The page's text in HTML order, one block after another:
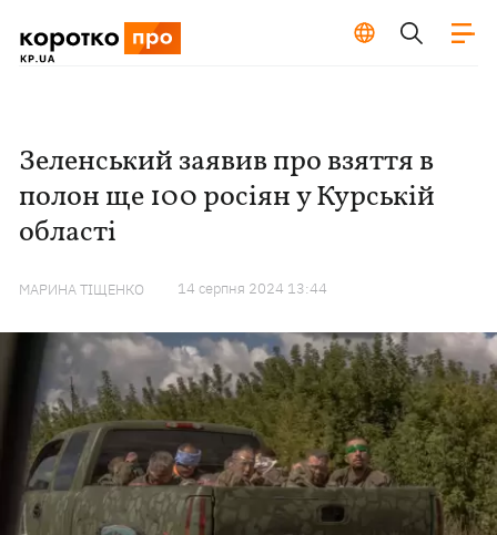
Зеленський заявив про взяття в
полон ще 100 росіян у Курській
області
МАРИНА ТІЩЕНКО 14 серпня 2024 13:44